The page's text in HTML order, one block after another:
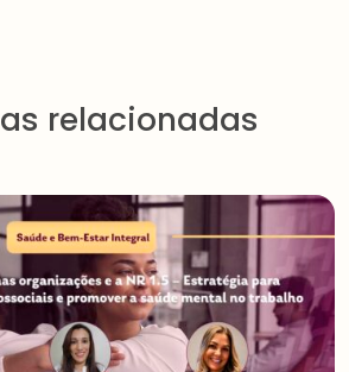
relacionadas